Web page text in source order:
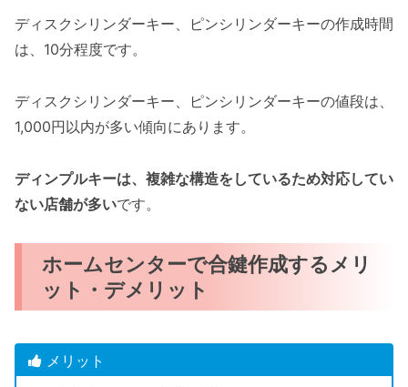
ディスクシリンダーキー、ピンシリンダーキーの作成時間
は、10分程度です。
ディスクシリンダーキー、ピンシリンダーキーの値段は、
1,000円以内が多い傾向にあります。
ディンプルキーは、複雑な構造をしているため対応してい
ない店舗が多いです。
ホームセンターで合鍵作成するメリ
ット・デメリット
メリット